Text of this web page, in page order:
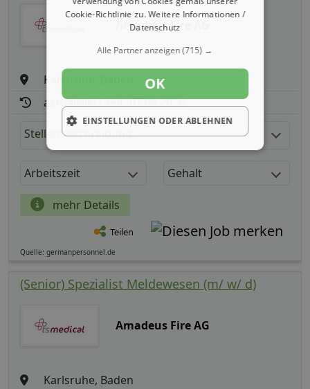
Amadeus Fire AG
Karlsruhe, Baden
aktualisiert seit: 07.08.2026
Stellenbeschreibung:
Arbeitszeit Gehalt
mehr Details
Teilen
Quelle: germanpersonnel.de
(Senior) Spezialist Meldewesen (m/ w/ d)
Amadeus Fire AG
Karlsruhe, Baden
Cookie-Richtlinie zu.Weitere Informationen /
Datenschutz
Alle Partner anzeigen(715) →
OK
EINSTELLUNGEN ODER ABLEHNEN